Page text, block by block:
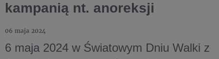
kampanią nt. anoreksji
06 maja 2024
6 maja 2024 w Światowym Dniu Walki z